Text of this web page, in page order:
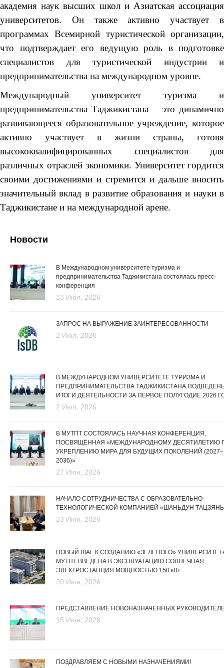
академия наук высших школ и Азиатская ассоциация
университетов. Он также активно участвует в
программах Всемирной туристической организации,
что подтверждает его ведущую роль в подготовке
специалистов для туристической индустрии и
предпринимательства на международном уровне.
Международный университет туризма и
предпринимательства Таджикистана – это динамично
развивающееся образовательное учреждение, которое
активно участвует в жизни страны, готовя
высококвалифицированных специалистов для
различных отраслей экономики. Университет гордится
своими достижениями и стремится и дальше вносить
значительный вклад в развитие образования и науки в
Таджикистане и на международной арене.
Новости
В Международном университете туризма и
предпринимательства Таджикистана состоялась пресс-
конференция
13 Июл, 2026
ЗАПРОС НА ВЫРАЖЕНИЕ ЗАИНТЕРЕСОВАННОСТИ
2 Июл, 2026
В МЕЖДУНАРОДНОМ УНИВЕРСИТЕТЕ ТУРИЗМА И
ПРЕДПРИНИМАТЕЛЬСТВА ТАДЖИКИСТАНА
ИТОГИ ДЕЯТЕЛЬНОСТИ ЗА ПЕРВОЕ ПОЛУГОДИЕ 2026
2 Июл, 2026
В МУТПТ СОСТОЯЛАСЬ НАУЧНАЯ КОНФЕРЕНЦИЯ,
ПОСВЯЩЁННАЯ «МЕЖДУНАРОДНОМУ ДЕСЯТИЛЕТИЮ
УКРЕПЛЕНИЮ МИРА ДЛЯ БУДУЩИХ ПОКОЛЕНИЙ (2027–
2036)»
27 Июн, 2026
НАЧАЛО СОТРУДНИЧЕСТВА С ОБРАЗОВАТЕЛЬНО-
ТЕХНОЛОГИЧЕСКОЙ КОМПАНИЕЙ «ШАНЬДУН
23 Июн, 2026
НОВЫЙ ШАГ К СОЗДАНИЮ «ЗЕЛЁНОГО»
МУТПТ ВВЕДЕНА В ЭКСПЛУАТАЦИЮ СОЛНЕЧНАЯ
ЭЛЕКТРОСТАНЦИЯ МОЩНОСТЬЮ 150 кВт
20 Июн, 2026
ПРЕДСТАВЛЕНИЕ НОВОНАЗНАЧЕННЫХ
15 Июн, 2026
ПОЗДРАВЛЯЕМ С НОВЫМИ НАЗНАЧЕНИЯМИ!